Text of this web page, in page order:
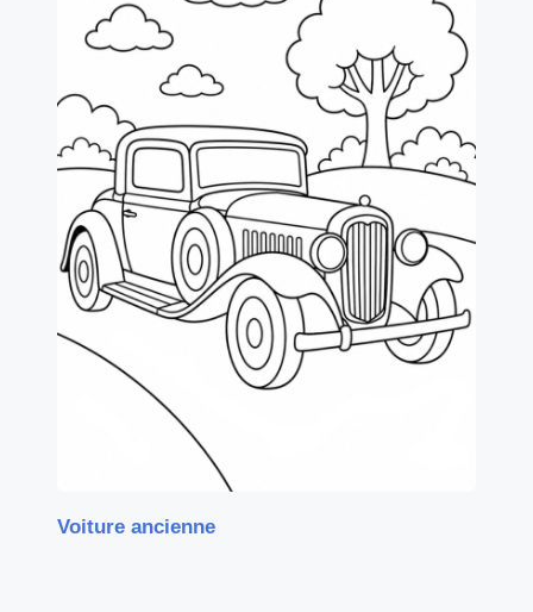
Voiture ancienne